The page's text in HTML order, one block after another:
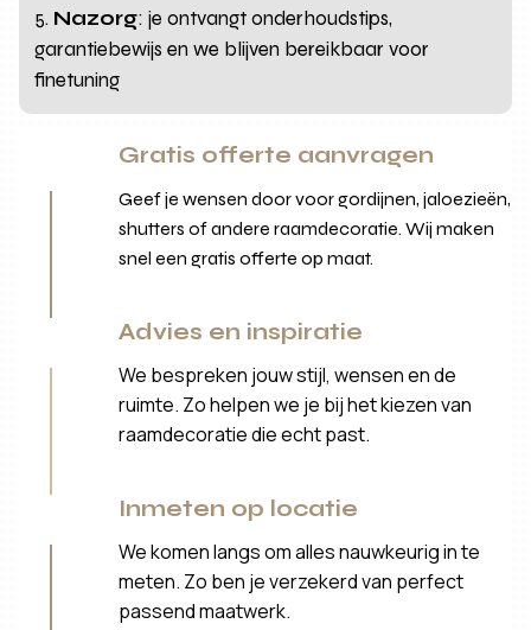
Nazorg: je ontvangt onderhoudstips,
garantiebewijs en we blijven bereikbaar voor
finetuning
Gratis offerte aanvragen
Geef je wensen door voor gordijnen, jaloezieën,
shutters of andere raamdecoratie. Wij maken
snel een gratis offerte op maat.
Advies en inspiratie
We bespreken jouw stijl, wensen en de
ruimte. Zo helpen we je bij het kiezen van
raamdecoratie die echt past.
Inmeten op locatie
We komen langs om alles nauwkeurig in te
meten. Zo ben je verzekerd van perfect
passend maatwerk.